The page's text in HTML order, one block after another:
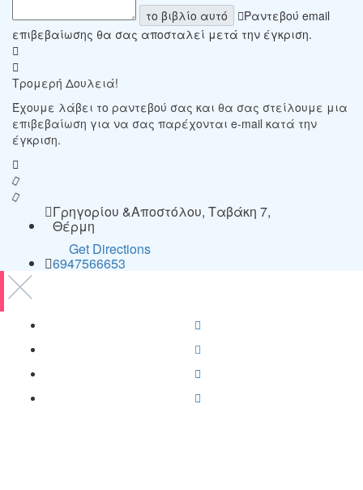
το βιβλίο αυτό
Ραντεβού email
επιβεβαίωσης θα σας αποσταλεί μετά την έγκριση.
Τρομερή Δουλειά!
Έχουμε λάβει το ραντεβού σας και θα σας στείλουμε μια
επιβεβαίωση για να σας παρέχονται e-mail κατά την
έγκριση.
Γρηγορίου &Αποστόλου, Ταβάκη 7,
Θέρμη
Get Directions
6947566653